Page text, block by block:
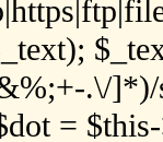
.\/]*)/
=